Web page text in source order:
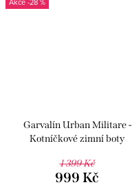
Garvalín Urban Militare -
Kotníčkové zimní boty
1 399 Kč
999 Kč